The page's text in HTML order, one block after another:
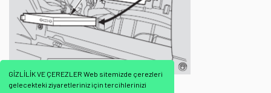
GİZLİLİK VE ÇEREZLER Web sitemizde çerezleri
gelecekteki ziyaretleriniz için tercihlerinizi